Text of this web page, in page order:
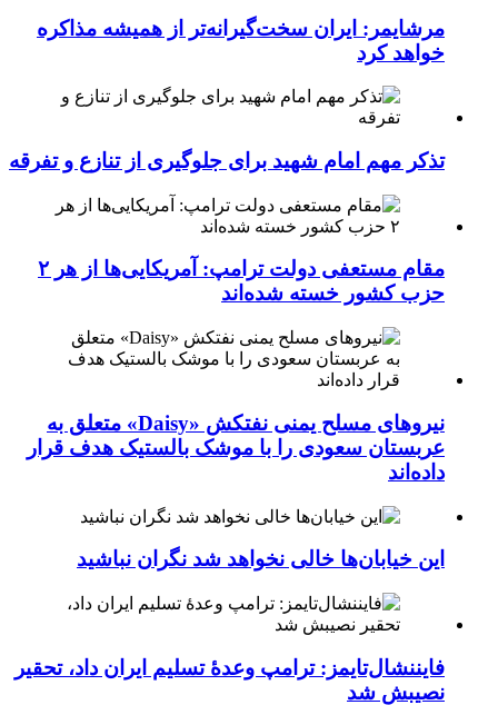
مرشایمر: ایران سخت‌گیرانه‌تر از همیشه مذاکره
خواهد کرد
تذکر مهم امام شهید برای جلوگیری از تنازع و تفرقه
مقام مستعفی دولت ترامپ: آمریکایی‌ها از هر ۲
حزب کشور خسته شده‌اند
نیروهای مسلح یمنی نفتکش «Daisy» متعلق به
عربستان سعودی را با موشک بالستیک هدف قرار
داده‌اند
این خیابان‌ها خالی نخواهد شد نگران نباشید
فایننشال‌تایمز: ترامپ وعدۀ تسلیم ایران داد، تحقیر
نصیبش شد